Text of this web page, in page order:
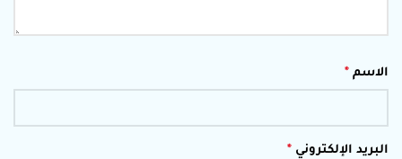
الاسم *
البريد الإلكتروني *